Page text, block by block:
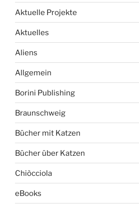
Aktuelle Projekte
Aktuelles
Aliens
Allgemein
Borini Publishing
Braunschweig
Bücher mit Katzen
Bücher über Katzen
Chiòcciola
eBooks